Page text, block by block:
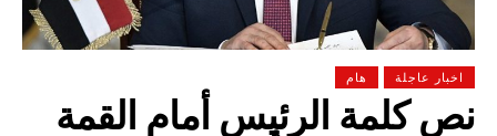
اخبار عاجلة هام
نص كلمة الرئيس أمام القمة